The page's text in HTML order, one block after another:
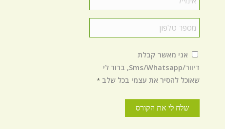
הסכמהאני מאשר קבלת
דיוור/Sms/Whatsapp, ברור לי
שאוכל להסיר את עצמי בכל שלב *